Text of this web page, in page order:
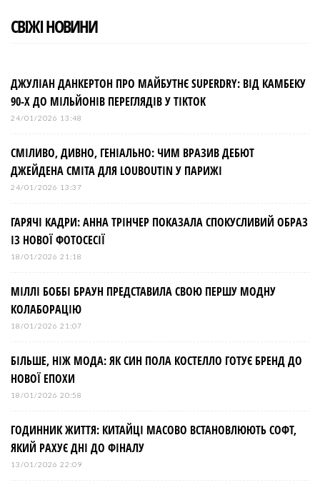
СВІЖІ НОВИНИ
ДЖУЛІАН ДАНКЕРТОН ПРО МАЙБУТНЄ SUPERDRY: ВІД КАМБЕКУ
90-Х ДО МІЛЬЙОНІВ ПЕРЕГЛЯДІВ У TIKTOK
24/01/2026 13:48
СМІЛИВО, ДИВНО, ГЕНІАЛЬНО: ЧИМ ВРАЗИВ ДЕБЮТ
ДЖЕЙДЕНА СМІТА ДЛЯ LOUBOUTIN У ПАРИЖІ
24/01/2026 13:37
ГАРЯЧІ КАДРИ: АННА ТРІНЧЕР ПОКАЗАЛА СПОКУСЛИВИЙ ОБРАЗ
ІЗ НОВОЇ ФОТОСЕСІЇ
18/01/2026 21:18
МІЛЛІ БОББІ БРАУН ПРЕДСТАВИЛА СВОЮ ПЕРШУ МОДНУ
КОЛАБОРАЦІЮ
18/01/2026 21:07
БІЛЬШЕ, НІЖ МОДА: ЯК СИН ПОЛА КОСТЕЛЛО ГОТУЄ БРЕНД ДО
НОВОЇ ЕПОХИ
18/01/2026 20:58
ГОДИННИК ЖИТТЯ: КИТАЙЦІ МАСОВО ВСТАНОВЛЮЮТЬ СОФТ,
ЯКИЙ РАХУЄ ДНІ ДО ФІНАЛУ
13/01/2026 22:09